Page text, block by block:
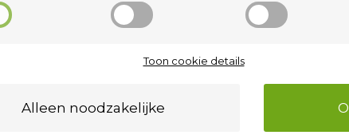
Toon cookie details
SBV99M30NL/98
SBV99M30NL/99
SBV99M30NL/B4
SBV99M30NL/D4
SBV99M30NL/D5